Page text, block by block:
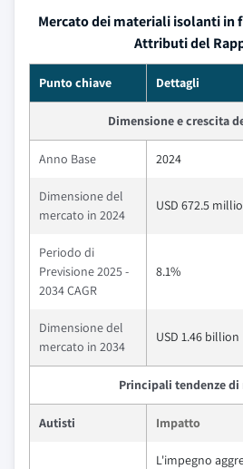
Mercato dei materiali isolanti in
Attributi del
Punto chiave Dettagli
Dimensione e crescita
Anno Base 2024
Dimensione del
mercato in 2024
USD 672.5
Periodo di
Previsione 2025 -
2034 CAGR
8.1%
Dimensione del
mercato in 2034
USD 1.46 billion
Principali tendenze di
Autisti Impatto
L'impegno